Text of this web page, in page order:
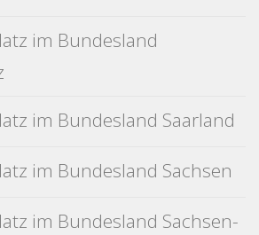
im Bundesland
im Bundesland Saarland
im Bundesland Sachsen
im Bundesland Sachsen-